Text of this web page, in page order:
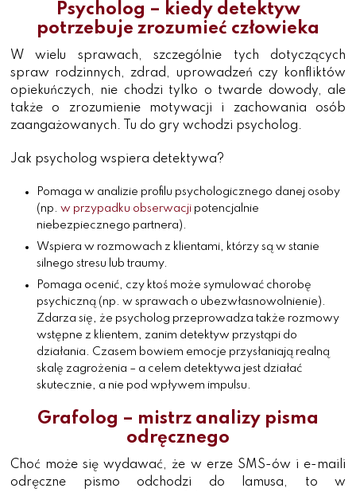
Psycholog – kiedy detektyw
potrzebuje zrozumieć człowieka
W wielu sprawach, szczególnie tych dotyczących
spraw rodzinnych, zdrad, uprowadzeń czy konfliktów
opiekuńczych, nie chodzi tylko o twarde dowody, ale
także o zrozumienie motywacji i zachowania osób
zaangażowanych. Tu do gry wchodzi psycholog.
Jak psycholog wspiera detektywa?
Pomaga w analizie profilu psychologicznego danej osoby
(np. w przypadku obserwacjipotencjalnie
niebezpiecznego partnera).
Wspiera w rozmowach z klientami, którzy są w stanie
silnego stresu lub traumy.
Pomaga ocenić, czy ktoś może symulować chorobę
psychiczną (np. w sprawach o ubezwłasnowolnienie).
Zdarza się, że psycholog przeprowadza także rozmowy
wstępne z klientem, zanim detektyw przystąpi do
działania. Czasem bowiem emocje przysłaniają realną
skalę zagrożenia – a celem detektywa jest działać
skutecznie, a nie pod wpływem impulsu.
Grafolog – mistrz analizy pisma
odręcznego
Choć może się wydawać, że w erze SMS-ów i e-maili
odręczne pismo odchodzi do lamusa, to w